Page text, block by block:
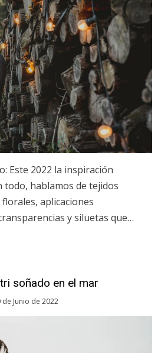
Este 2022 la inspiración
todo, hablamos de tejidos
aplicaciones
y siluetas que…
soñado en el mar
de Junio de 2022